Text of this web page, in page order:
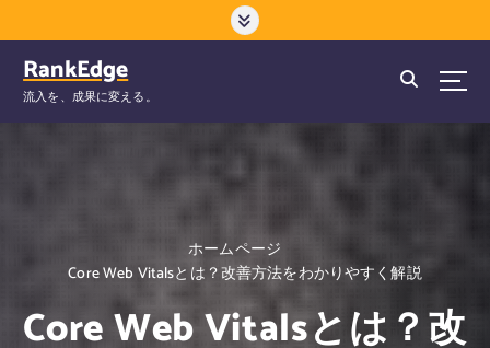
ン
RankEdge
流入を、成果に変える。
ホームページ
Core Web Vitalsとは？改善方法をわかりやすく解説
Core Web Vitalsとは？改